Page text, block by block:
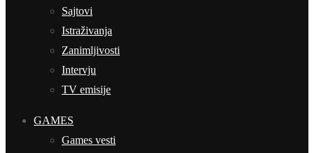
Sajtovi
Istraživanja
Zanimljivosti
Intervju
TV emisije
GAMES
Games vesti